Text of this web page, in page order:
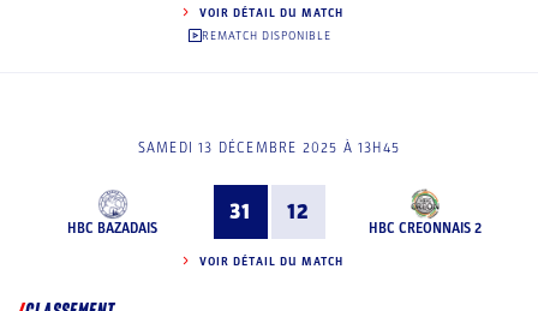
VOIR DÉTAIL DU MATCH
REMATCH DISPONIBLE
SAMEDI 13 DÉCEMBRE 2025 À 13H45
HBC BAZADAIS
31 12
HBC CREONNAIS 2
VOIR DÉTAIL DU MATCH